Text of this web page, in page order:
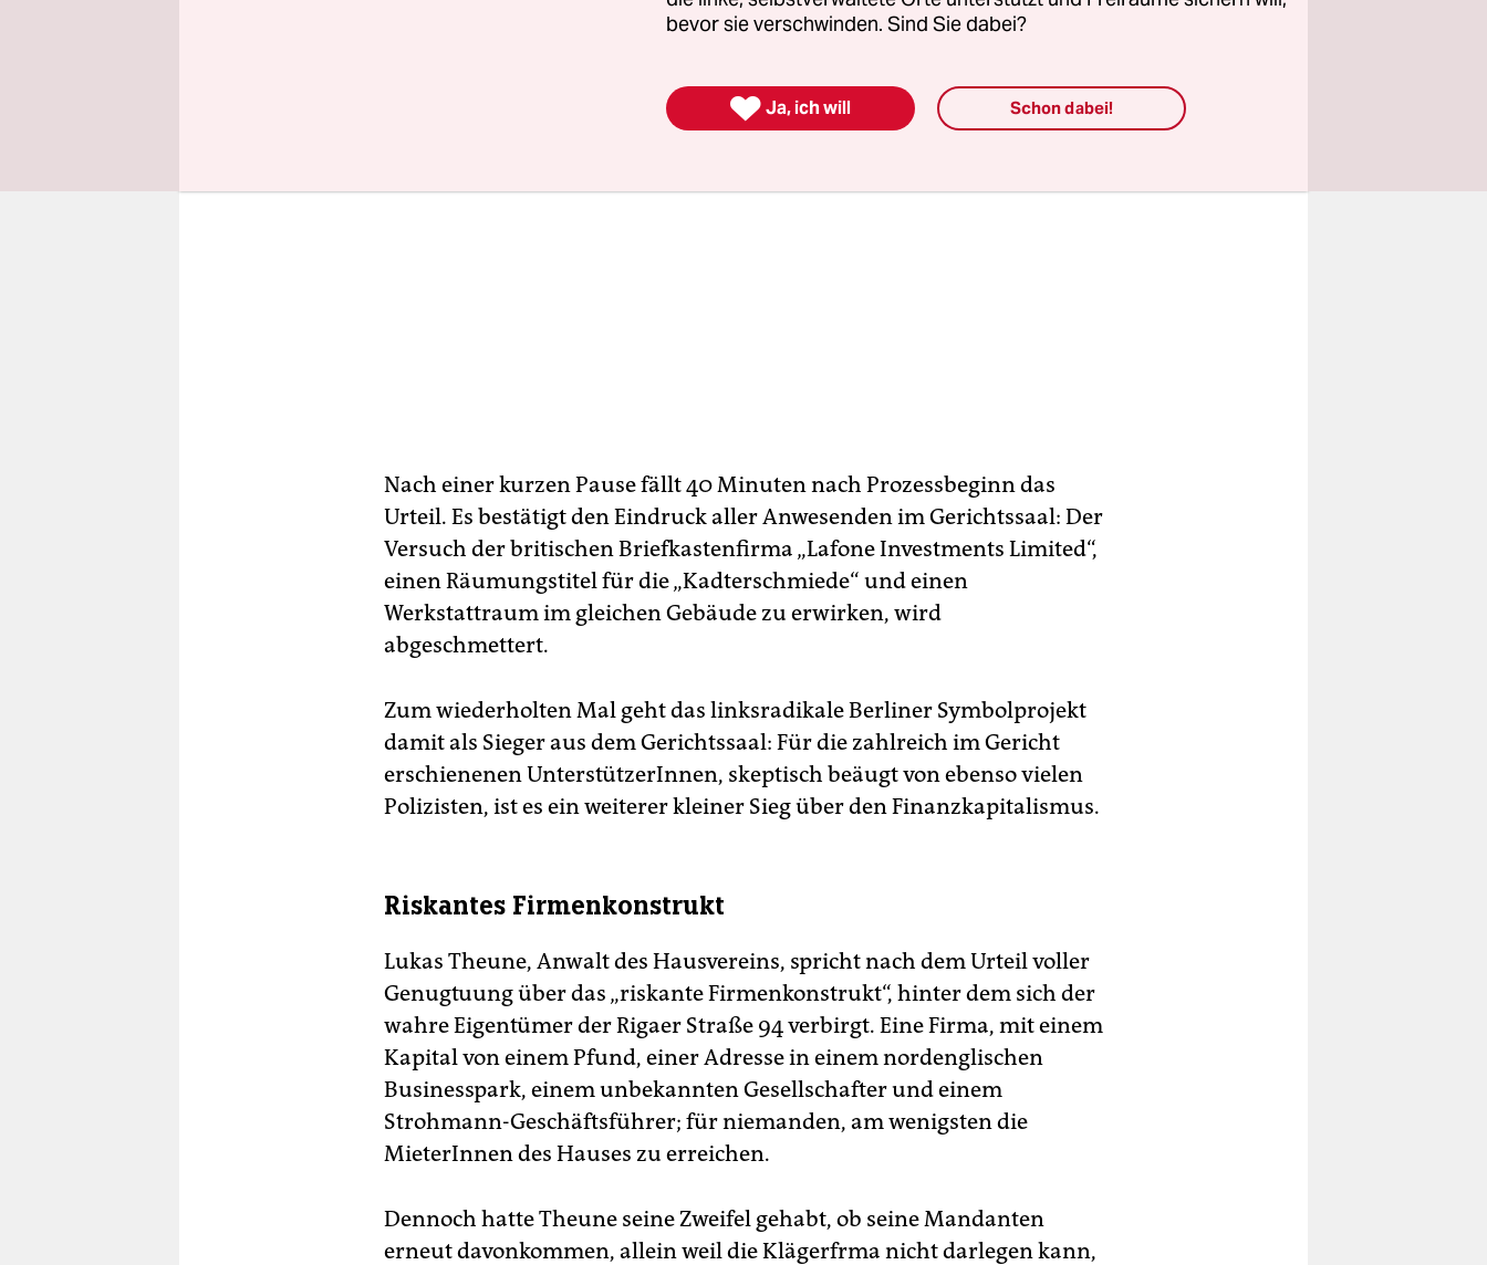
Nach einer kurzen Pause fällt 40 Minuten nach Prozessbeginn das
Urteil. Es bestätigt den Eindruck aller Anwesenden im Gerichtssaal: Der
Versuch der britischen Briefkastenfirma „Lafone Investments Limited“,
einen Räumungstitel für die „Kadterschmiede“ und einen
Werkstattraum im gleichen Gebäude zu erwirken, wird
abgeschmettert.
Zum wiederholten Mal geht das linksradikale Berliner Symbolprojekt
damit als Sieger aus dem Gerichtssaal: Für die zahlreich im Gericht
erschienenen UnterstützerInnen, skeptisch beäugt von ebenso vielen
Polizisten, ist es ein weiterer kleiner Sieg über den Finanzkapitalismus.
Riskantes Firmenkonstrukt
Lukas Theune, Anwalt des Hausvereins, spricht nach dem Urteil voller
Genugtuung über das „riskante Firmenkonstrukt“, hinter dem sich der
wahre Eigentümer der Rigaer Straße 94 verbirgt. Eine Firma, mit einem
Kapital von einem Pfund, einer Adresse in einem nordenglischen
Businesspark, einem unbekannten Gesellschafter und einem
Strohmann-Geschäftsführer; für niemanden, am wenigsten die
MieterInnen des Hauses zu erreichen.
Dennoch hatte Theune seine Zweifel gehabt, ob seine Mandanten
erneut davonkommen, allein weil die Klägerfrma nicht darlegen kann,
bevor sie verschwinden. Sind Sie dabei?
 Ja, ich will Schon dabei!